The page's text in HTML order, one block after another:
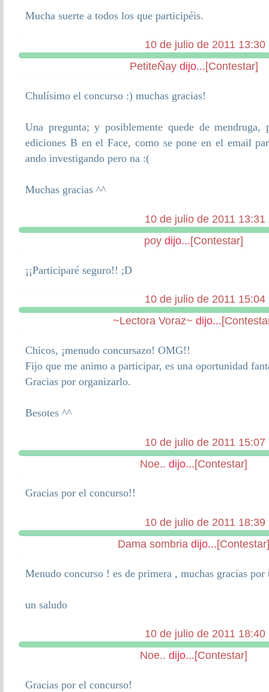
Mucha suerte a todos los que participéis.
10 de julio de 2011 13:30
PetiteÑaydijo...[Contestar]
Chulísimo el concurso :) muchas gracias!
Una pregunta; y posiblemente quede de mendruga,
ediciones B en el Face, como se pone en el email
ando investigando pero na :(
Muchas gracias ^^
10 de julio de 2011 13:31
poy dijo...[Contestar]
¡¡Participaré seguro!! ;D
10 de julio de 2011 15:04
~Lectora Voraz~ dijo...
Chicos, ¡menudo concursazo! OMG!!
Fijo que me animo a participar, es una oportunidad
Gracias por organizarlo.
Besotes ^^
10 de julio de 2011 15:07
Noe.. dijo...[Contestar]
Gracias por el concurso!!
10 de julio de 2011 18:39
Dama sombria dijo...[Contestar]
Menudo concurso ! es de primera , muchas gracias por
un saludo
10 de julio de 2011 18:40
Noe.. dijo...[Contestar]
Gracias por el concurso!